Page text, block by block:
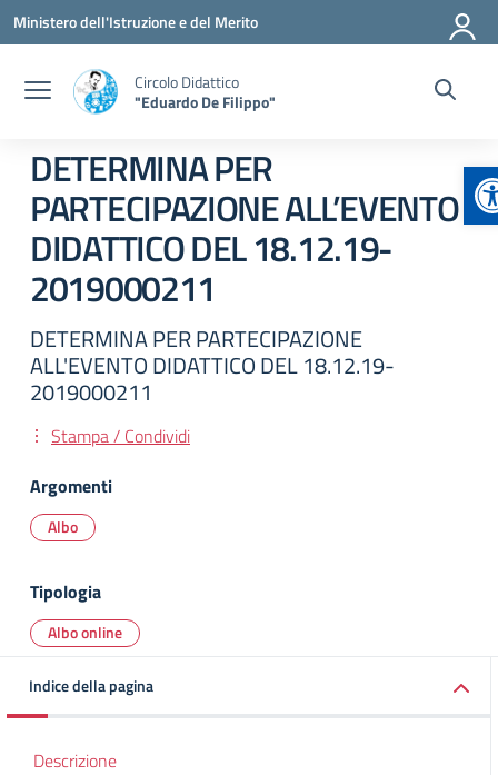
Vai ai contenuti
Vai al menu di navigazione
Vai al footer
Ministero dell'Istruzione e del Merito
Circolo Didattico
"Eduardo De Filippo"
DETERMINA PER
PARTECIPAZIONE ALL’EVENTO
DIDATTICO DEL 18.12.19-
2019000211
DETERMINA PER PARTECIPAZIONE
ALL'EVENTO DIDATTICO DEL 18.12.19-
2019000211
Stampa / Condividi
Argomenti
Albo
Tipologia
Albo online
Indice della pagina
Descrizione